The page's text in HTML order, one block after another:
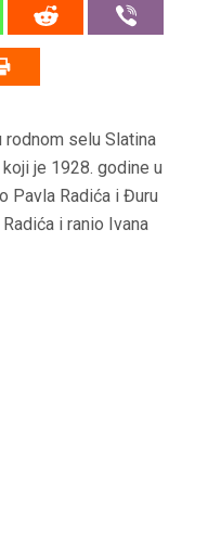
selu Slatina
je 1928. godine u
Pavla Radića i Đuru
i ranio Ivana